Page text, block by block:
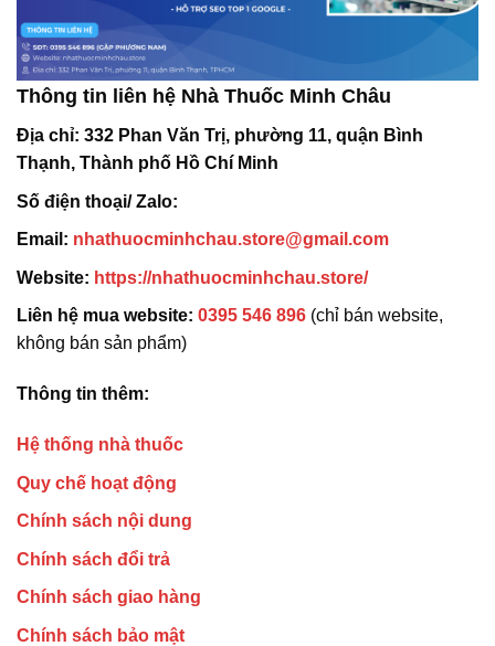
Thông tin liên hệ Nhà Thuốc Minh Châu
Địa chỉ: 332 Phan Văn Trị, phường 11, quận Bình
Thạnh, Thành phố Hồ Chí Minh
Số điện thoại/ Zalo:
Email: nhathuocminhchau.store@gmail.com
Website: https://nhathuocminhchau.store/
Liên hệ mua website: 0395 546 896 (chỉ bán website,
không bán sản phẩm)
Thông tin thêm:
Hệ thống nhà thuốc
Quy chế hoạt động
Chính sách nội dung
Chính sách đổi trả
Chính sách giao hàng
Chính sách bảo mật